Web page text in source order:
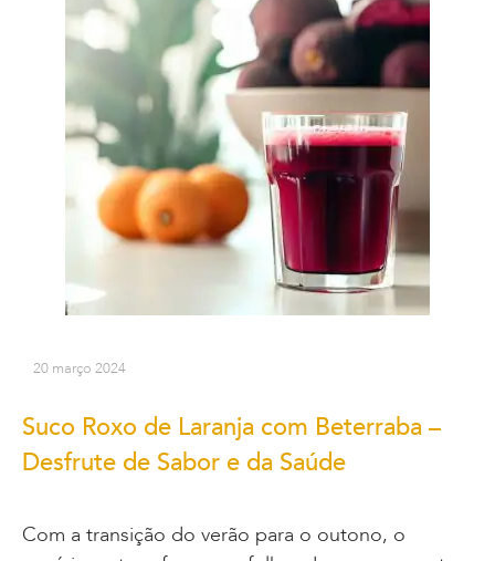
20 março 2024
Suco Roxo de Laranja com Beterraba –
Desfrute de Sabor e da Saúde
Com a transição do verão para o outono, o